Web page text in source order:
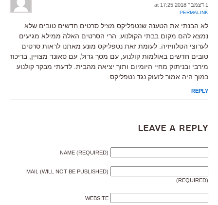
1 דצמבר 2018 at 17:25
PERMALINK
לא הבנתי את הטענה שנטפליקס מציל סרטים חדשים טובים שלא
נמצא להם מקום בבתי הקולנוע. הרי הסרטים האלה ממילא מגיעים
לערוצי הטלוויזיה. לעומת זאת נטפליקס מונע מאתנו לראות סרטים
טובים חדשים באולמות קולנוע, עם מסך גדול, עם סאונד מצויין, בריכוז
מירבי ובניתוק מחיי היומיום ותוך יציאה מהבית. לדעתי מבקר קולנוע
כמוך היה אמור לזעוק נגד נטפליקס.
REPLY
Leave a Reply
NAME (REQUIRED)
MAIL (WILL NOT BE PUBLISHED)
(REQUIRED)
WEBSITE